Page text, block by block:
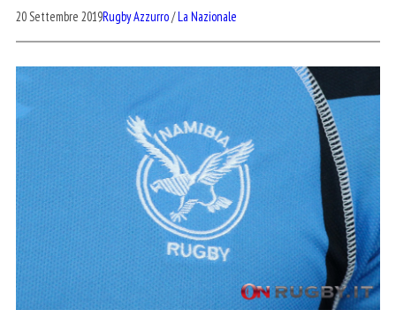
20 Settembre 2019Rugby Azzurro/La Nazionale